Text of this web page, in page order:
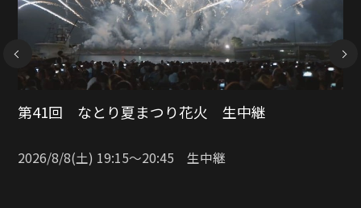
NEXT
令和8年度さいたま市花火大会
東浦和 大間木公園会場